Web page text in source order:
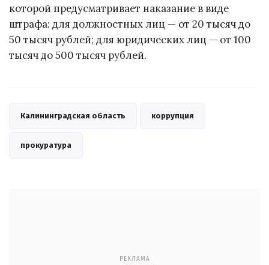
которой предусматривает наказание в виде
штрафа: для должностных лиц — от 20 тысяч до
50 тысяч рублей; для юридических лиц — от 100
тысяч до 500 тысяч рублей.
Калининградская область коррупция
прокуратура
РЕКЛАМА